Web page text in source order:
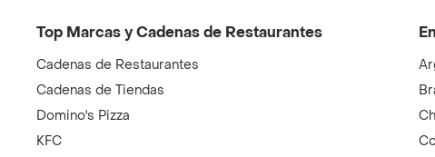
Top Marcas y Cadenas de Restaurantes
Cadenas de Restaurantes
Cadenas de Tiendas
Domino's Pizza
KFC